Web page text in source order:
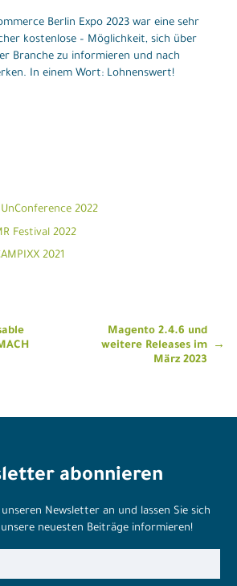
Berlin Expo 2023 war eine sehr
kostenlose – Möglichkeit, sich über
Branche zu informieren und nach
In einem Wort: Lohnenswert!
2022
Festival 2022
2021
Magento 2.4.6 und
weitere Releases im
März 2023
abonnieren
Newsletter an und lassen Sie sich
neuesten Beiträge informieren!